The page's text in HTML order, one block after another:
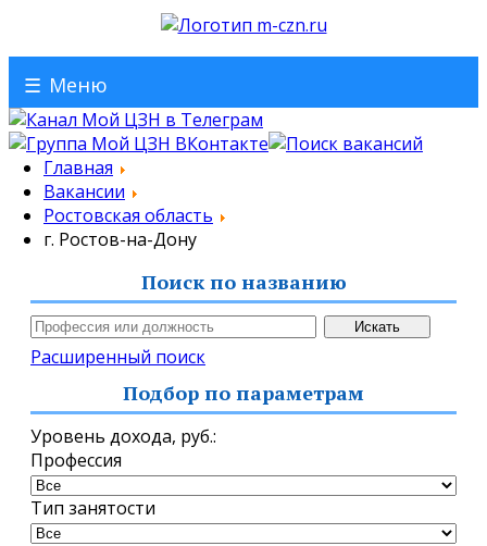
☰ Меню
Главная
Вакансии
Ростовская область
г. Ростов-на-Дону
Поиск по названию
Расширенный поиск
Подбор по параметрам
Уровень дохода, руб.:
Профессия
Тип занятости